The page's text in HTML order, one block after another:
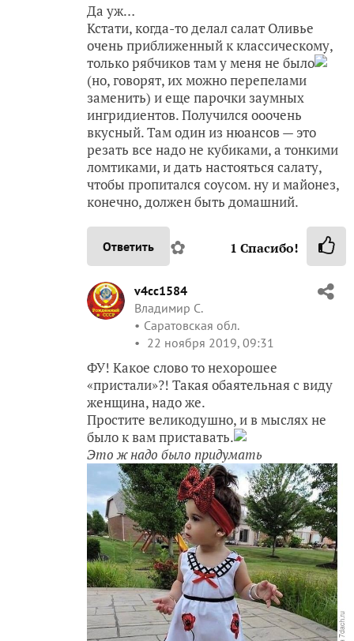
Да уж…
Кстати, когда-то делал салат Оливье
очень приближенный к классическому,
только рябчиков там у меня не было
(но, говорят, их можно перепелами
заменить) и еще парочки заумных
ингридиентов. Получился ооочень
вкусный. Там один из нюансов — это
резать все надо не кубиками, а тонкими
ломтиками, и дать настояться салату,
чтобы пропитался соусом. ну и майонез,
конечно, должен быть домашний.
Ответить ✿ 1 Спасибо!
v4cc1584
Владимир С.
Саратовская обл.
22 ноября 2019, 09:31
ФУ! Какое слово то нехорошее
«пристали»?! Такая обаятельная с виду
женщина, надо же.
Простите великодушно, и в мыслях не
было к вам приставать.
Это ж надо было придумать